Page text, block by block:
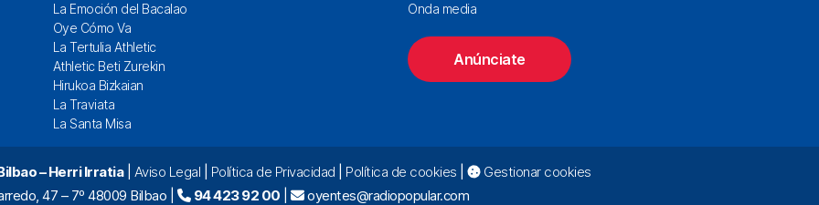
La Emoción del Bacalao
Oye Cómo Va
La Tertulia Athletic
Athletic Beti Zurekin
Hirukoa Bizkaian
La Traviata
La Santa Misa
Onda media
Anúnciate
– Herri Irratia| Aviso Legal Política de Privacidad Política de cookies
Gestionar cookies
47 – 7º 48009 Bilbao |
94 423 92 00 | oyentes@radiopopular.com